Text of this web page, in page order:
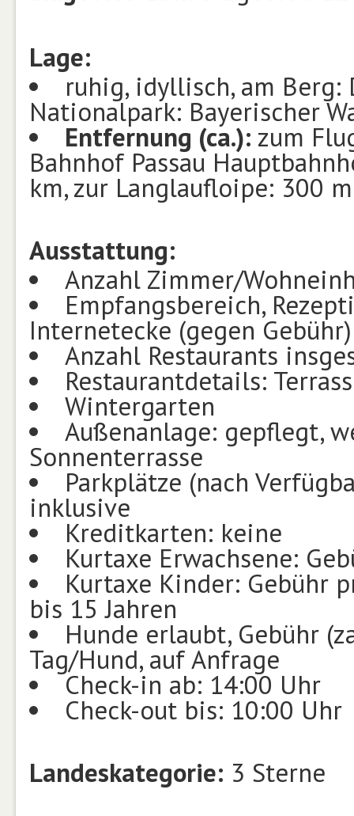
Lage:
ruhig, idyllisch, am Berg:
Nationalpark: Bayerischer
Entfernung (ca.): zum
Bahnhof Passau
km, zur Langlaufloipe: 300 m
Ausstattung:
Anzahl Zimmer/
Empfangsbereich,
Internetecke (gegen Gebühr)
Anzahl Restaurants
Restaurantdetails:
Wintergarten
Außenanlage: gepflegt,
Sonnenterrasse
Parkplätze (nach
inklusive
Kreditkarten: keine
Kurtaxe Erwachsene:
Kurtaxe Kinder: Gebühr
bis 15 Jahren
Hunde erlaubt, Gebühr
Tag/Hund, auf Anfrage
Check-in ab: 14:00 Uhr
Check-out bis: 10:00 Uhr
Landeskategorie: 3 Sterne